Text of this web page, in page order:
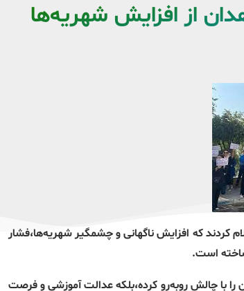
از افزایش شهریه‌ها
دوشنبه 17 شهریورماه در نامه‌ای اعلام کردند که افزایش ناگهانی و چشمگیر شهریه‌ها،فشار
است.
را با چالش روبه‌رو کرده،بلکه عدالت آموزشی و فرصت